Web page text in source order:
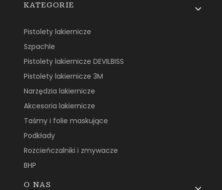
KATEGORIE
Pistolety lakiernicze
Szpachle
Pistolety lakiernicze DEVILBISS
Pistolety lakiernicze 3M
Narzędzia lakiernicze
Akcesoria lakiernicze
Taśmy i folie maskujące
Podkłady
Rozcieńczalniki i zmywacze
BHP
O NAS